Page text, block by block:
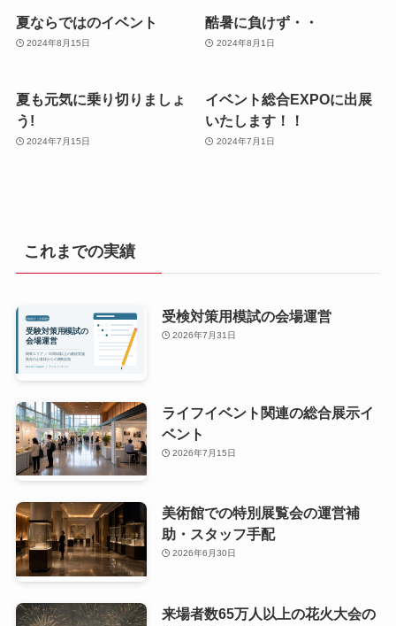
夏ならではのイベント
2024年8月15日
酷暑に負けず・・
2024年8月1日
夏も元気に乗り切りましょ
う!
2024年7月15日
イベント総合EXPOに出展
いたします！！
2024年7月1日
これまでの実績
受検対策用模試の会場運営
2026年7月31日
ライフイベント関連の総合展示イ
ベント
2026年7月15日
美術館での特別展覧会の運営補
助・スタッフ手配
2026年6月30日
来場者数65万人以上の花火大会の